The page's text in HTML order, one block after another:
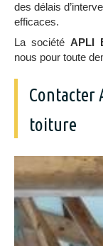
des délais
efficaces.
La société APLI
nous pour toute
Contacter
toiture